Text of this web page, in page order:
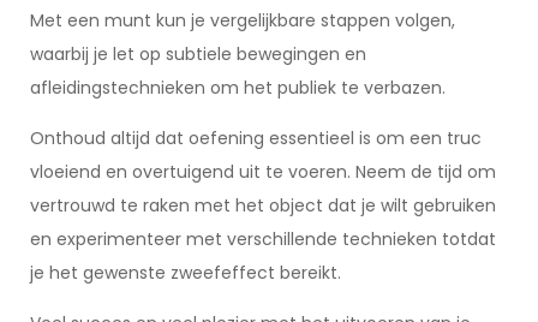
Met een munt kun je vergelijkbare stappen volgen,
waarbij je let op subtiele bewegingen en
afleidingstechnieken om het publiek te verbazen.
Onthoud altijd dat oefening essentieel is om een truc
vloeiend en overtuigend uit te voeren. Neem de tijd om
vertrouwd te raken met het object dat je wilt gebruiken
en experimenteer met verschillende technieken totdat
je het gewenste zweefeffect bereikt.